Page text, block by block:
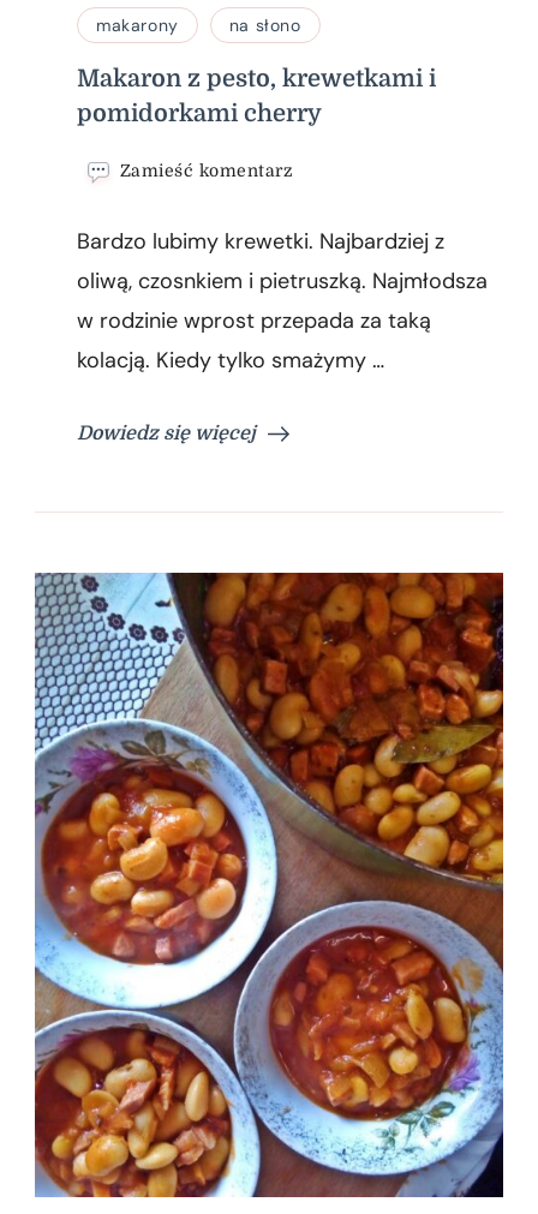
makarony na słono
Makaron z pesto, krewetkami i
pomidorkami cherry
Zamieść komentarz
z
pesto,
krewetkami
i
cherry
Bardzo lubimy krewetki. Najbardziej z
oliwą, czosnkiem i pietruszką. Najmłodsza
w rodzinie wprost przepada za taką
kolacją. Kiedy tylko smażymy …
Dowiedz się więcej